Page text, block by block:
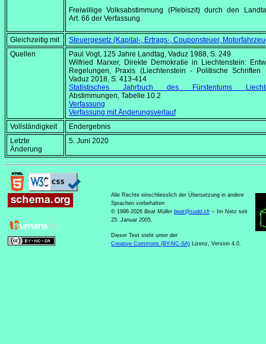
Freiwillige Volksabstimmung (Plebiszit) durch den
Art. 66 der Verfassung.
Gleichzeitig mit
Steuergesetz (Kapital-, Ertrags-, Couponsteuer,
Quellen
Paul Vogt, 125 Jahre Landtag, Vaduz 1988, S. 249
Wilfried Marxer, Direkte Demokratie in Liechtenstein:
Regelungen, Praxis (Liechtenstein - Politische Schriften
Vaduz 2018, S. 413-414
Statistisches Jahrbuch des Fürstentums
Abstimmungen, Tabelle 10.2
Verfassung
Verfassung mit Änderungsverlauf
Vollständigkeit
Endergebnis
Letzte
Änderung
5. Juni 2020
Alle Rechte einschliesslich der Übersetzung in andere
Sprachen vorbehalten
© 1996-2026 Beat Müller beat@sudd.ch -- Im Netz seit
25. Januar 2005.
Dieser Text steht unter der
Creative Commons (BY-NC-SA) Lizenz, Version 4.0.